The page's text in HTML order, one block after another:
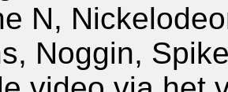
N,
Noggin,